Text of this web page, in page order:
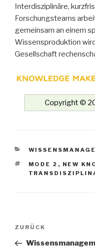
Interdisziplinäre,
Forschungsteams
gemeinsam an einem
Wissensproduktion
Gesellschaft
Copyright ©
KATEGORIEN
SCHLAGWÖRTER
MODE 2 , NEW
Beitrags-
Vorheriger
Beitrag
ZURÜCK